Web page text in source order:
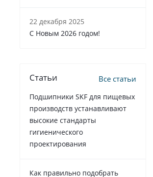
22 декабря 2025
C Новым 2026 годом!
Статьи Все статьи
Подшипники SKF для пищевых
производств устанавливают
высокие стандарты
гигиенического
проектирования
Как правильно подобрать